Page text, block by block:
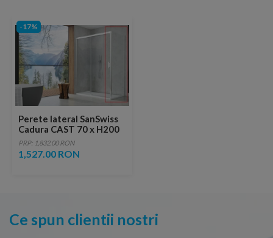
-17%
Perete lateral SanSwiss
Cadura CAST 70 x H200
cm sticla Shade
PRP: 1,832.00 RON
1,527.00 RON
Ce spun clientii nostri